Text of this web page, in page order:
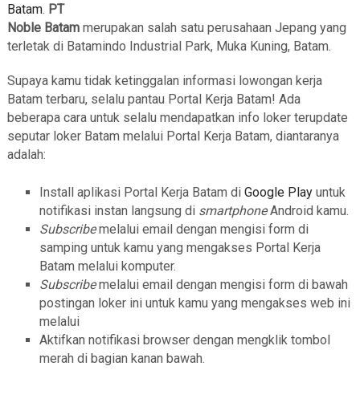
Batam. PT
Noble Batam merupakan salah satu perusahaan Jepang yang
terletak di Batamindo Industrial Park, Muka Kuning, Batam.
Supaya kamu tidak ketinggalan informasi lowongan kerja
Batam terbaru, selalu pantau Portal Kerja Batam! Ada
beberapa cara untuk selalu mendapatkan info loker terupdate
seputar loker Batam melalui Portal Kerja Batam, diantaranya
adalah:
Install aplikasi Portal Kerja Batam di Google Playuntuk
notifikasi instan langsung di smartphoneAndroid kamu.
Subscribemelalui email dengan mengisi form di
samping untuk kamu yang mengakses Portal Kerja
Batam melalui komputer.
Subscribemelalui email dengan mengisi form di bawah
postingan loker ini untuk kamu yang mengakses web ini
melalui
Aktifkan notifikasi browser dengan mengklik tombol
merah di bagian kanan bawah.